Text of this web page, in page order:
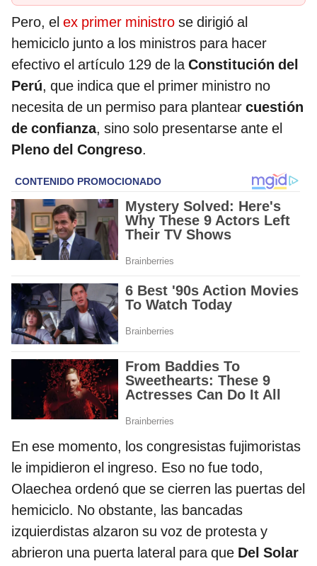
Pero, el ex primer ministro se dirigió al
hemiciclo junto a los ministros para hacer
efectivo el artículo 129 de laConstitución del
Perú, que indica que el primer ministro no
necesita de un permiso para plantear cuestión
de confianza, sino solo presentarse ante el
Pleno del Congreso.
En ese momento, los congresistas fujimoristas
le impidieron el ingreso. Eso no fue todo,
Olaechea ordenó que se cierren las puertas del
hemiciclo. No obstante, las bancadas
izquierdistas alzaron su voz de protesta y
abrieron una puerta lateral para que Del Solar